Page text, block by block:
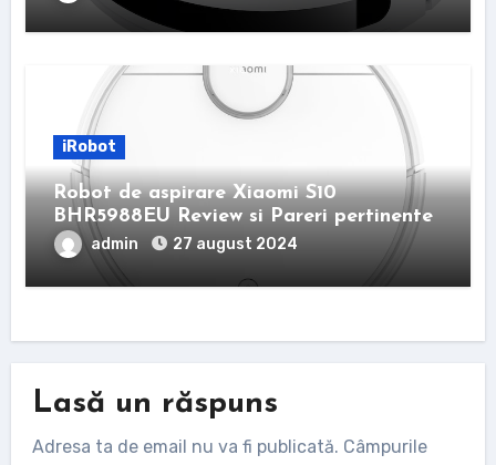
iRobot
Robot de aspirare Xiaomi S10
BHR5988EU Review si Pareri pertinente
admin 27 august 2024
Lasă un răspuns
Adresa ta de email nu va fi publicată. Câmpurile